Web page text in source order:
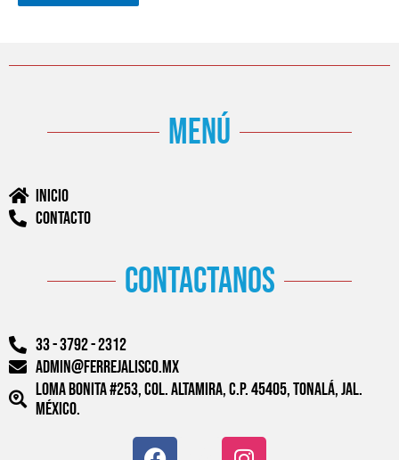
menú
Inicio
Contacto
contactanos
33 - 3792 - 2312
admin@ferrejalisco.mx
Loma Bonita #253, Col. Altamira, C.P. 45405, Tonalá, Jal.
México.
F
I